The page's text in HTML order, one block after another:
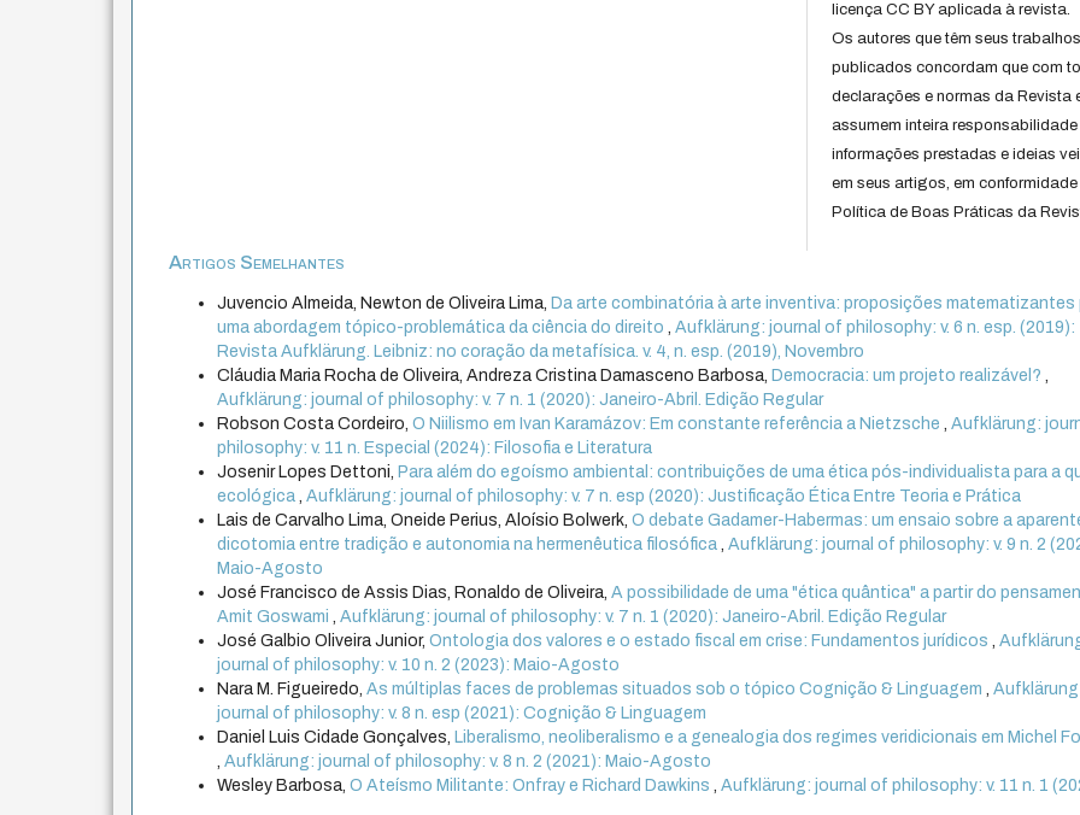
licença CC BY aplicada à revista.
Os autores que têm seus trabalhos
publicados concordam que com
declarações e normas da Revista
assumem inteira responsabilidade
informações prestadas e ideias
em seus artigos, em
Política de Boas Práticas da
Artigos Semelhantes
Juvencio Almeida, Newton de Oliveira Lima, Da arte combinatória à arte inventiva: proposições matematizantes
uma abordagem tópico-problemática da ciência do direito,Aufklärung: journal of philosophy: v. 6 n. esp. (2019):
Revista Aufklärung. Leibniz: no coração da metafísica. v. 4, n. esp. (2019), Novembro
Cláudia Maria Rocha de Oliveira, Andreza Cristina Damasceno Barbosa, Democracia: um projeto realizável?,
Aufklärung: journal of philosophy: v. 7 n. 1 (2020): Janeiro-Abril. Edição Regular
Robson Costa Cordeiro,O Niilismo em Ivan Karamázov: Em constante referência a Nietzsche,Aufklärung:
philosophy: v. 11 n. Especial (2024): Filosofia e Literatura
Josenir Lopes Dettoni, Para além do egoísmo ambiental: contribuições de uma ética pós-individualista para a
ecológica,Aufklärung: journal of philosophy: v. 7 n. esp (2020): Justificação Ética Entre Teoria e Prática
Lais de Carvalho Lima, Oneide Perius, Aloísio Bolwerk,O debate Gadamer-Habermas: um ensaio sobre a
dicotomia entre tradição e autonomia na hermenêutica filosófica,Aufklärung: journal of philosophy: v. 9 n. 2
Maio-Agosto
José Francisco de Assis Dias, Ronaldo de Oliveira,A possibilidade de uma "ética quântica" a partir do
Amit Goswami,Aufklärung: journal of philosophy: v. 7 n. 1 (2020): Janeiro-Abril. Edição Regular
José Galbio Oliveira Junior,Ontologia dos valores e o estado fiscal em crise: Fundamentos jurídicos,
journal of philosophy: v. 10 n. 2 (2023): Maio-Agosto
Nara M. Figueiredo,As múltiplas faces de problemas situados sob o tópico Cognição & Linguagem,
journal of philosophy: v. 8 n. esp (2021): Cognição & Linguagem
Daniel Luis Cidade Gonçalves, Liberalismo, neoliberalismo e a genealogia dos regimes veridicionais em Michel
,Aufklärung: journal of philosophy: v. 8 n. 2 (2021): Maio-Agosto
Wesley Barbosa,O Ateísmo Militante: Onfray e Richard Dawkins,Aufklärung: journal of philosophy: v. 11 n. 1